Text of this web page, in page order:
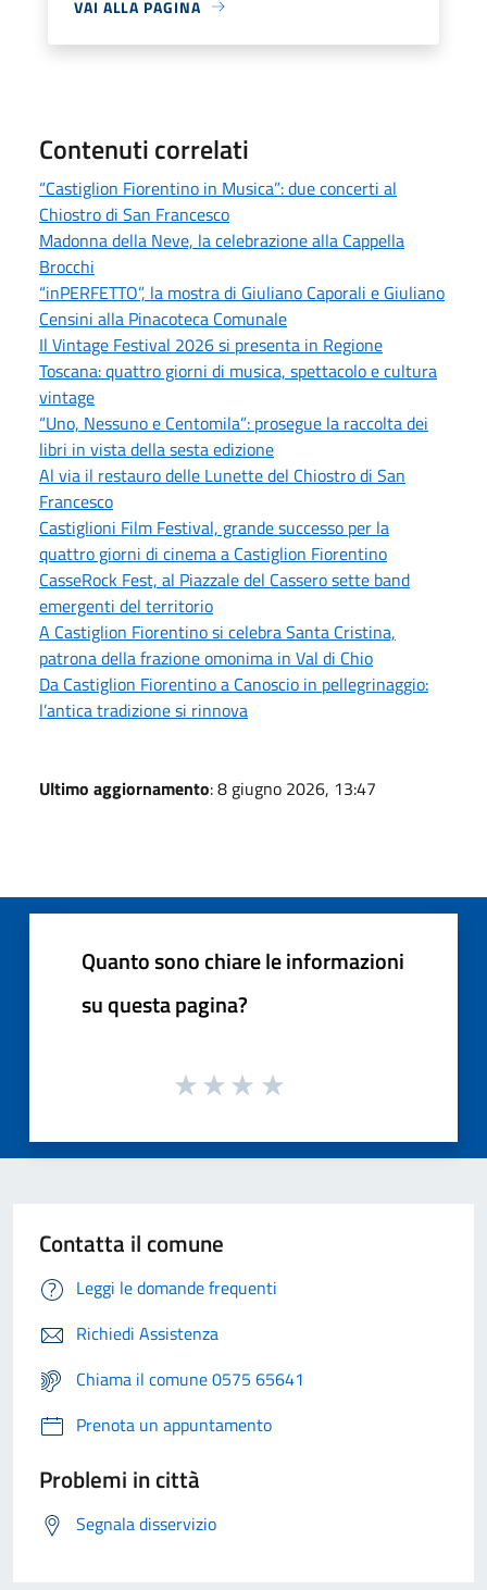
VAI ALLA PAGINA
Contenuti correlati
“Castiglion Fiorentino in Musica”: due concerti al
Chiostro di San Francesco
Madonna della Neve, la celebrazione alla Cappella
Brocchi
“inPERFETTO”, la mostra di Giuliano Caporali e Giuliano
Censini alla Pinacoteca Comunale
Il Vintage Festival 2026 si presenta in Regione
Toscana: quattro giorni di musica, spettacolo e cultura
vintage
“Uno, Nessuno e Centomila”: prosegue la raccolta dei
libri in vista della sesta edizione
Al via il restauro delle Lunette del Chiostro di San
Francesco
Castiglioni Film Festival, grande successo per la
quattro giorni di cinema a Castiglion Fiorentino
CasseRock Fest, al Piazzale del Cassero sette band
emergenti del territorio
A Castiglion Fiorentino si celebra Santa Cristina,
patrona della frazione omonima in Val di Chio
Da Castiglion Fiorentino a Canoscio in pellegrinaggio:
l’antica tradizione si rinnova
Ultimo aggiornamento: 8 giugno 2026, 13:47
Quanto sono chiare le informazioni
su questa pagina?
Contatta il comune
Leggi le domande frequenti
Richiedi Assistenza
Chiama il comune 0575 65641
Prenota un appuntamento
Problemi in città
Segnala disservizio